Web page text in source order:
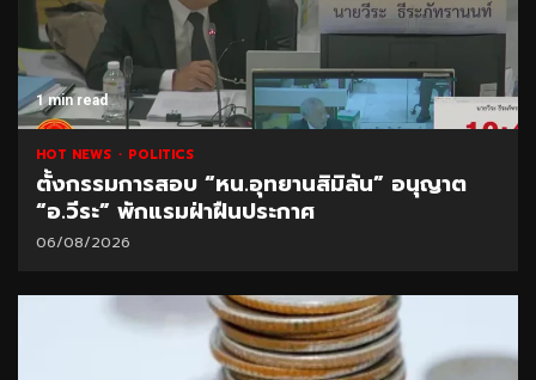
1 min read
HOT NEWS POLITICS
ตั้งกรรมการสอบ “หน.อุทยานสิมิลัน” อนุญาต
“อ.วีระ” พักแรมฝ่าฝืนประกาศ
06/08/2026